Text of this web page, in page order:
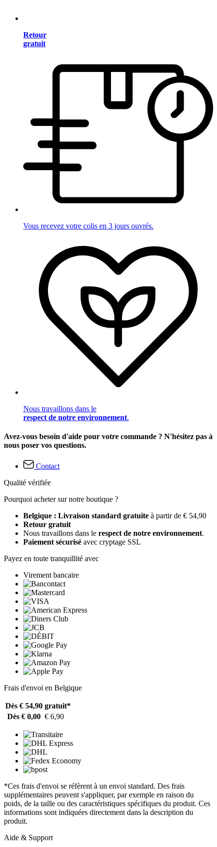
Retour
gratuit
Vous recevez votre colis en 3 jours ouvrés.
Nous travaillons dans le
respect de notre environnement.
Avez-vous besoin d'aide pour votre commande ? N'hésitez pas à
nous poser vos questions.
Contact
Qualité vérifiée
Pourquoi acheter sur notre boutique ?
Belgique : Livraison standard gratuite à partir de € 54,90
Retour gratuit
Nous travaillons dans le respect de notre environnement.
Paiement sécurisé avec cryptage SSL
Payez en toute tranquillité avec
Virement bancaire
Frais d'envoi en Belgique
Dès € 54,90 gratuit*
Dès € 0,00 € 6,90
*Ces frais d'envoi se réfèrent à un envoi standard. Des frais
supplémentaires peuvent s'appliquer, par exemple en raison du
poids, de la taille ou des caractéristiques spécifiques du produit. Ces
informations sont indiquées directement dans la description du
produit.
Aide & Support